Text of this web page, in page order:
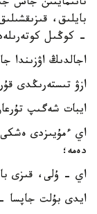
تانىمايتىن جاس
بايلىق،
- كوڭىل
اجالدىڭ اۋزىندا
ازۋ تىستەرىڭدى
ايبات شەگىپ
اي ءمۇيىزدى
دەمە؛
اي - ۇلى، قىزى بار
ايدى بۇلت جاپسا -